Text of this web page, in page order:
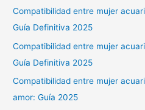
Compatibilidad entre mujer
Guía Definitiva 2025
Compatibilidad entre mujer
Guía Definitiva 2025
Compatibilidad entre mujer
amor: Guía 2025